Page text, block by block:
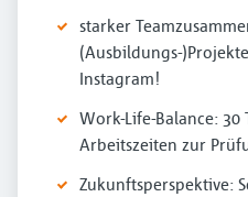
starker
(Ausbildungs-
Instagram!
Work-Life-Balance:
Arbeitszeiten zur
Zukunftsperspektive: